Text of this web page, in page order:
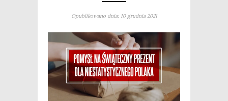
Opublikowano dnia: 10 grudnia 2021